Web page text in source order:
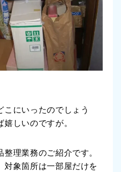
こにいったのでしょう
しいのですが。
理業務のご紹介です。
対象箇所は一部屋だけを